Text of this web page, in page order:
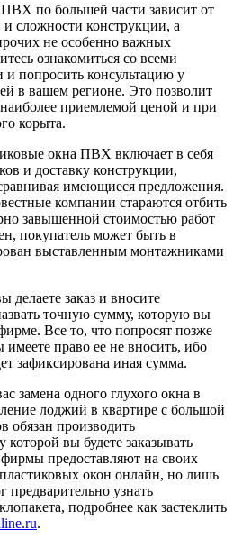
по большей части зависит от
сложности конструкции, а
не особенно важных
ознакомиться со всеми
попросить консультацию у
в вашем регионе. Это позволит
приемлемой ценой и при
корыта.
окна ПВХ включает в себя
и доставку конструкции,
имеющиеся предложения.
компании стараются отбить
завышенной стоимостью работ
покупатель может быть в
выставленным монтажниками
делаете заказ и вносите
точную сумму, которую вы
Все то, что попросят позже
право ее не вносить, ибо
зафиксирована иная сумма.
замена одного глухого окна в
лоджий в квартире с большой
обязан производить
которой вы будете заказывать
предоставляют на своих
пластиковых окон онлайн, но лишь
предварительно узнать
подробнее как застеклить
.